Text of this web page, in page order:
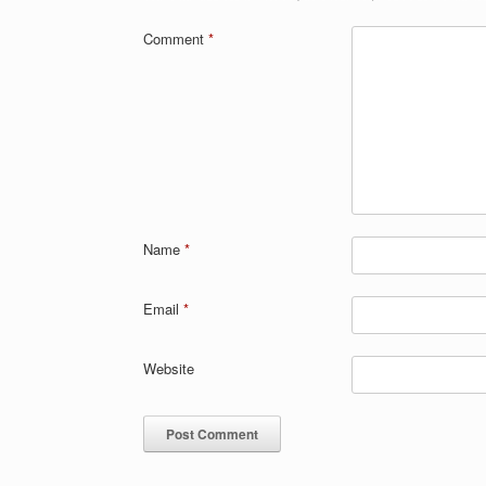
Comment *
Name *
Email *
Website